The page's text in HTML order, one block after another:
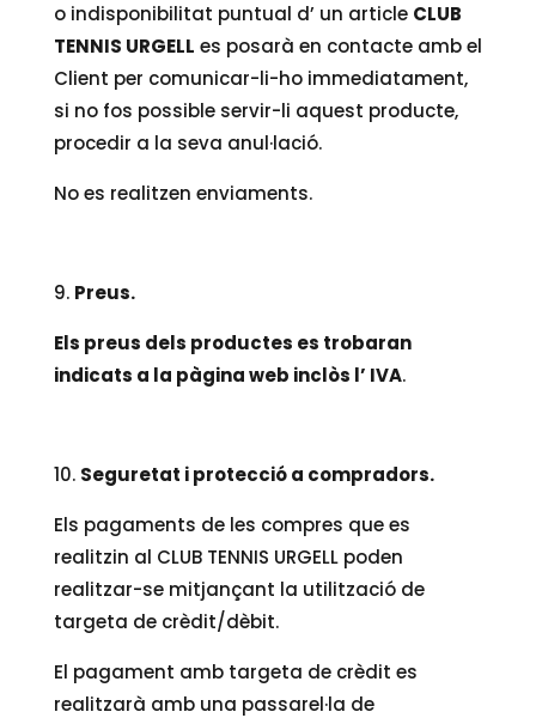
o indisponibilitat puntual d’ un article CLUB
TENNIS URGELL es posarà en contacte amb el
Client per comunicar-li-ho immediatament,
si no fos possible servir-li aquest producte,
procedir a la seva anul·lació.
No es realitzen enviaments.
Preus.
Els preus dels productes es trobaran
indicats a la pàgina web inclòs l’ IVA.
Seguretat i protecció a compradors.
Els pagaments de les compres que es
realitzin al CLUB TENNIS URGELL poden
realitzar-se mitjançant la utilització de
targeta de crèdit/dèbit.
El pagament amb targeta de crèdit es
realitzarà amb una passarel·la de